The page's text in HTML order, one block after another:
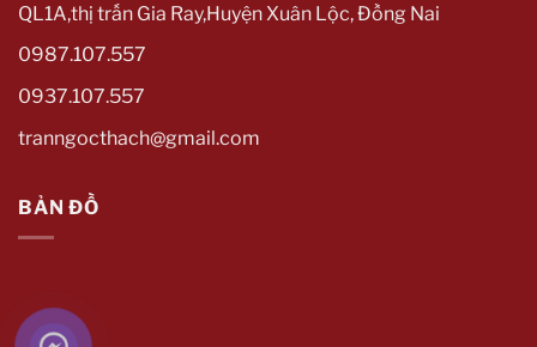
QL1A,thị trấn Gia Ray,Huyện Xuân Lộc, Đồng Nai
0987.107.557
0937.107.557
tranngocthach@gmail.com
BẢN ĐỒ